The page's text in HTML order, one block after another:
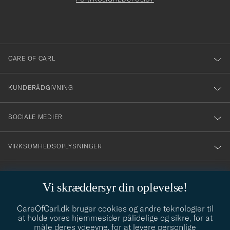
Vi skræddersyr din oplevelse!
CareOfCarl.dk bruger cookies og andre teknologier til
at holde vores hjemmesider pålidelige og sikre, for at
måle deres ydeevne, for at levere personlige
dig
till
vårt
nyhetsbrev!
CARE OF CARL
KUNDERÅDGIVNING
SOCIALE MEDIER
VIRKSOMHEDSOPLYSNINGER
info@careofcarl.dk
Behøver du hjælp til at finde din stil? Lad os hjælpe dig, vi hjælper
gerne til!